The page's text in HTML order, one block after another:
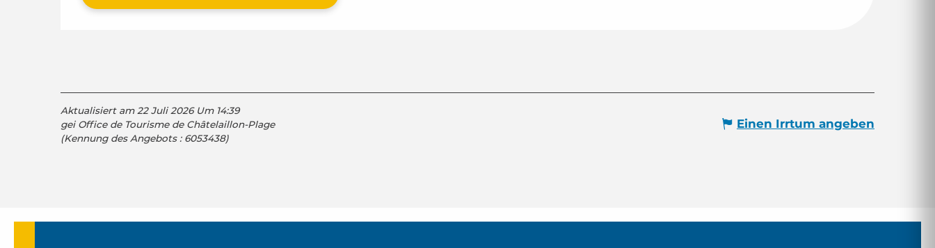
Aktualisiert am 22 Juli 2026 Um 14:39
gei Office de Tourisme de Châtelaillon-Plage
(Kennung des Angebots : 6053438)
Einen Irrtum angeben